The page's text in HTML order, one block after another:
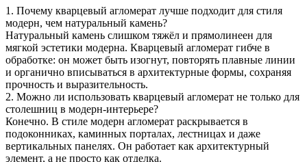
1. Почему кварцевый агломерат лучше подходит для стиля
модерн, чем натуральный камень?
Натуральный камень слишком тяжёл и прямолинеен для
мягкой эстетики модерна. Кварцевый агломерат гибче в
обработке: он может быть изогнут, повторять плавные линии
и органично вписываться в архитектурные формы, сохраняя
прочность и выразительность.
2. Можно ли использовать кварцевый агломерат не только для
столешниц в модерн-интерьере?
Конечно. В стиле модерн агломерат раскрывается в
подоконниках, каминных порталах, лестницах и даже
вертикальных панелях. Он работает как архитектурный
элемент, а не просто как отделка.